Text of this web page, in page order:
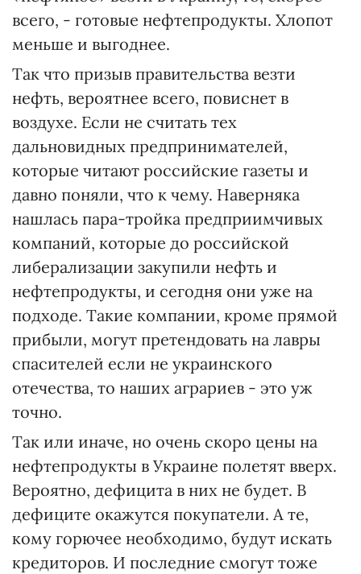
всего, - готовые нефтепродукты. Хлопот
меньше и выгоднее.
Так что призыв правительства везти
нефть, вероятнее всего, повиснет в
воздухе. Если не считать тех
дальновидных предпринимателей,
которые читают российские газеты и
давно поняли, что к чему. Наверняка
нашлась пара-тройка предприимчивых
компаний, которые до российской
либерализации закупили нефть и
нефтепродукты, и сегодня они уже на
подходе. Такие компании, кроме прямой
прибыли, могут претендовать на лавры
спасителей если не украинского
отечества, то наших аграриев - это уж
точно.
Так или иначе, но очень скоро цены на
нефтепродукты в Украине полетят вверх.
Вероятно, дефицита в них не будет. В
дефиците окажутся покупатели. А те,
кому горючее необходимо, будут искать
кредиторов. И последние смогут тоже